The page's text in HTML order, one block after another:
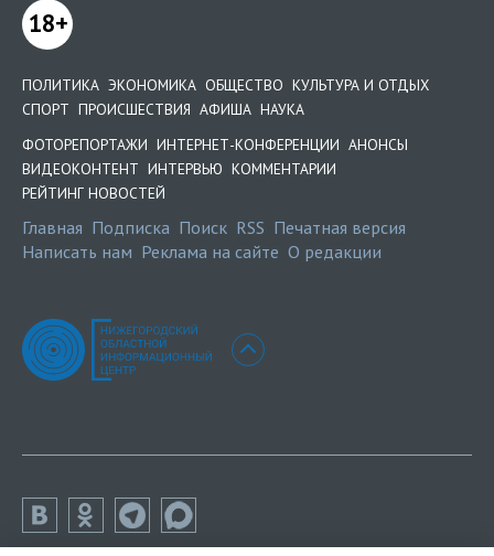
18+
ПОЛИТИКА ЭКОНОМИКА ОБЩЕСТВО КУЛЬТУРА И ОТДЫХ
СПОРТ ПРОИСШЕСТВИЯ АФИША НАУКА
ФОТОРЕПОРТАЖИ ИНТЕРНЕТ-КОНФЕРЕНЦИИ АНОНСЫ
ВИДЕОКОНТЕНТ ИНТЕРВЬЮ КОММЕНТАРИИ
РЕЙТИНГ НОВОСТЕЙ
Главная Подписка Поиск RSS Печатная версия
Написать нам Реклама на сайте О редакции